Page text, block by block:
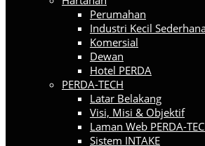
Perumahan
Industri Kecil
Komersial
Dewan
Hotel PERDA
PERDA-TECH
Latar Belakang
Visi, Misi & Objektif
Laman Web PERDA-
Sistem INTAKE